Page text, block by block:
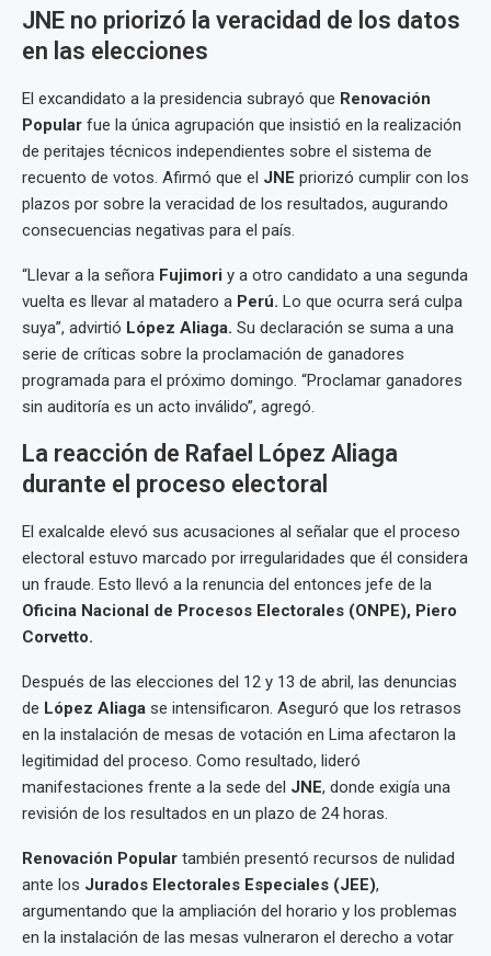
JNE no priorizó la veracidad de los datos
en las elecciones
El excandidato a la presidencia subrayó que Renovación
Popular fue la única agrupación que insistió en la realización
de peritajes técnicos independientes sobre el sistema de
recuento de votos. Afirmó que el JNE priorizó cumplir con los
plazos por sobre la veracidad de los resultados, augurando
consecuencias negativas para el país.
“Llevar a la señora Fujimori y a otro candidato a una segunda
vuelta es llevar al matadero a Perú. Lo que ocurra será culpa
suya”, advirtió López Aliaga. Su declaración se suma a una
serie de críticas sobre la proclamación de ganadores
programada para el próximo domingo. “Proclamar ganadores
sin auditoría es un acto inválido”, agregó.
La reacción de Rafael López Aliaga
durante el proceso electoral
El exalcalde elevó sus acusaciones al señalar que el proceso
electoral estuvo marcado por irregularidades que él considera
un fraude. Esto llevó a la renuncia del entonces jefe de la
Oficina Nacional de Procesos Electorales (ONPE), Piero
Corvetto.
Después de las elecciones del 12 y 13 de abril, las denuncias
de López Aliaga se intensificaron. Aseguró que los retrasos
en la instalación de mesas de votación en Lima afectaron la
legitimidad del proceso. Como resultado, lideró
manifestaciones frente a la sede del JNE, donde exigía una
revisión de los resultados en un plazo de 24 horas.
Renovación Popular también presentó recursos de nulidad
ante los Jurados Electorales Especiales (JEE),
argumentando que la ampliación del horario y los problemas
en la instalación de las mesas vulneraron el derecho a votar